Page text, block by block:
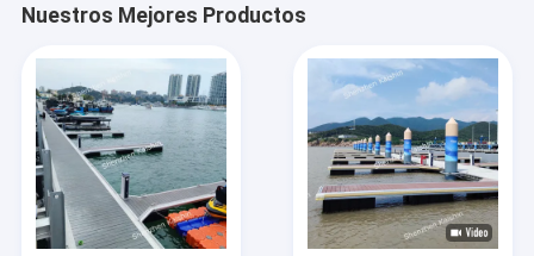
Nuestros Mejores Productos